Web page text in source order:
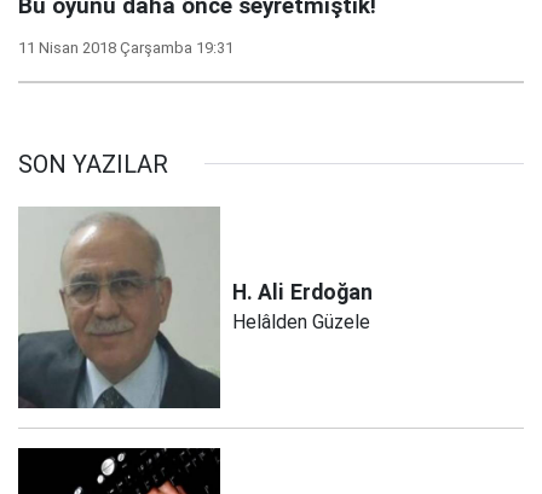
Bu oyunu daha önce seyretmiştik!
11 Nisan 2018 Çarşamba 19:31
SON YAZILAR
H. Ali Erdoğan
Helâlden Güzele